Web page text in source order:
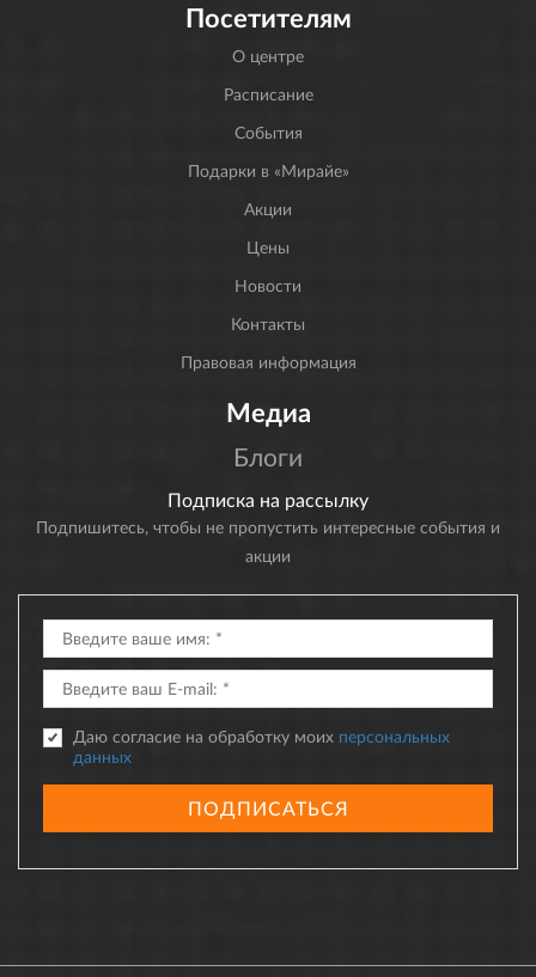
Посетителям
О центре
Расписание
События
Подарки в «Мирайе»
Акции
Цены
Новости
Контакты
Правовая информация
Медиа
Блоги
Подписка на рассылку
Подпишитесь, чтобы не пропустить интересные события и
акции
Даю согласие на обработку моих персональных
данных
ПОДПИСАТЬСЯ